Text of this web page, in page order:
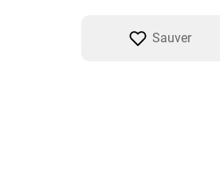
Sauver